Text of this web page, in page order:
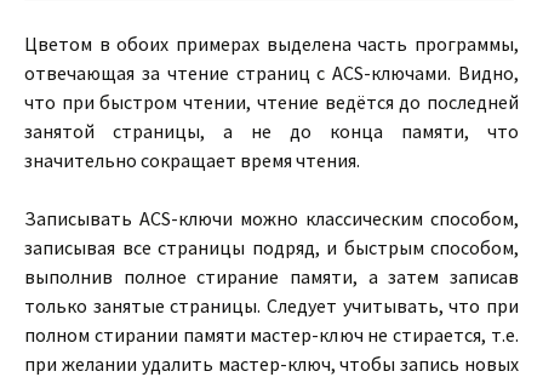
Цветом в обоих примерах выделена часть программы,
отвечающая за чтение страниц с ACS-ключами. Видно,
что при быстром чтении, чтение ведётся до последней
занятой страницы, а не до конца памяти, что
значительно сокращает время чтения.
Записывать ACS-ключи можно классическим способом,
записывая все страницы подряд, и быстрым способом,
выполнив полное стирание памяти, а затем записав
только занятые страницы. Следует учитывать, что при
полном стирании памяти мастер-ключ не стирается, т.е.
при желании удалить мастер-ключ, чтобы запись новых